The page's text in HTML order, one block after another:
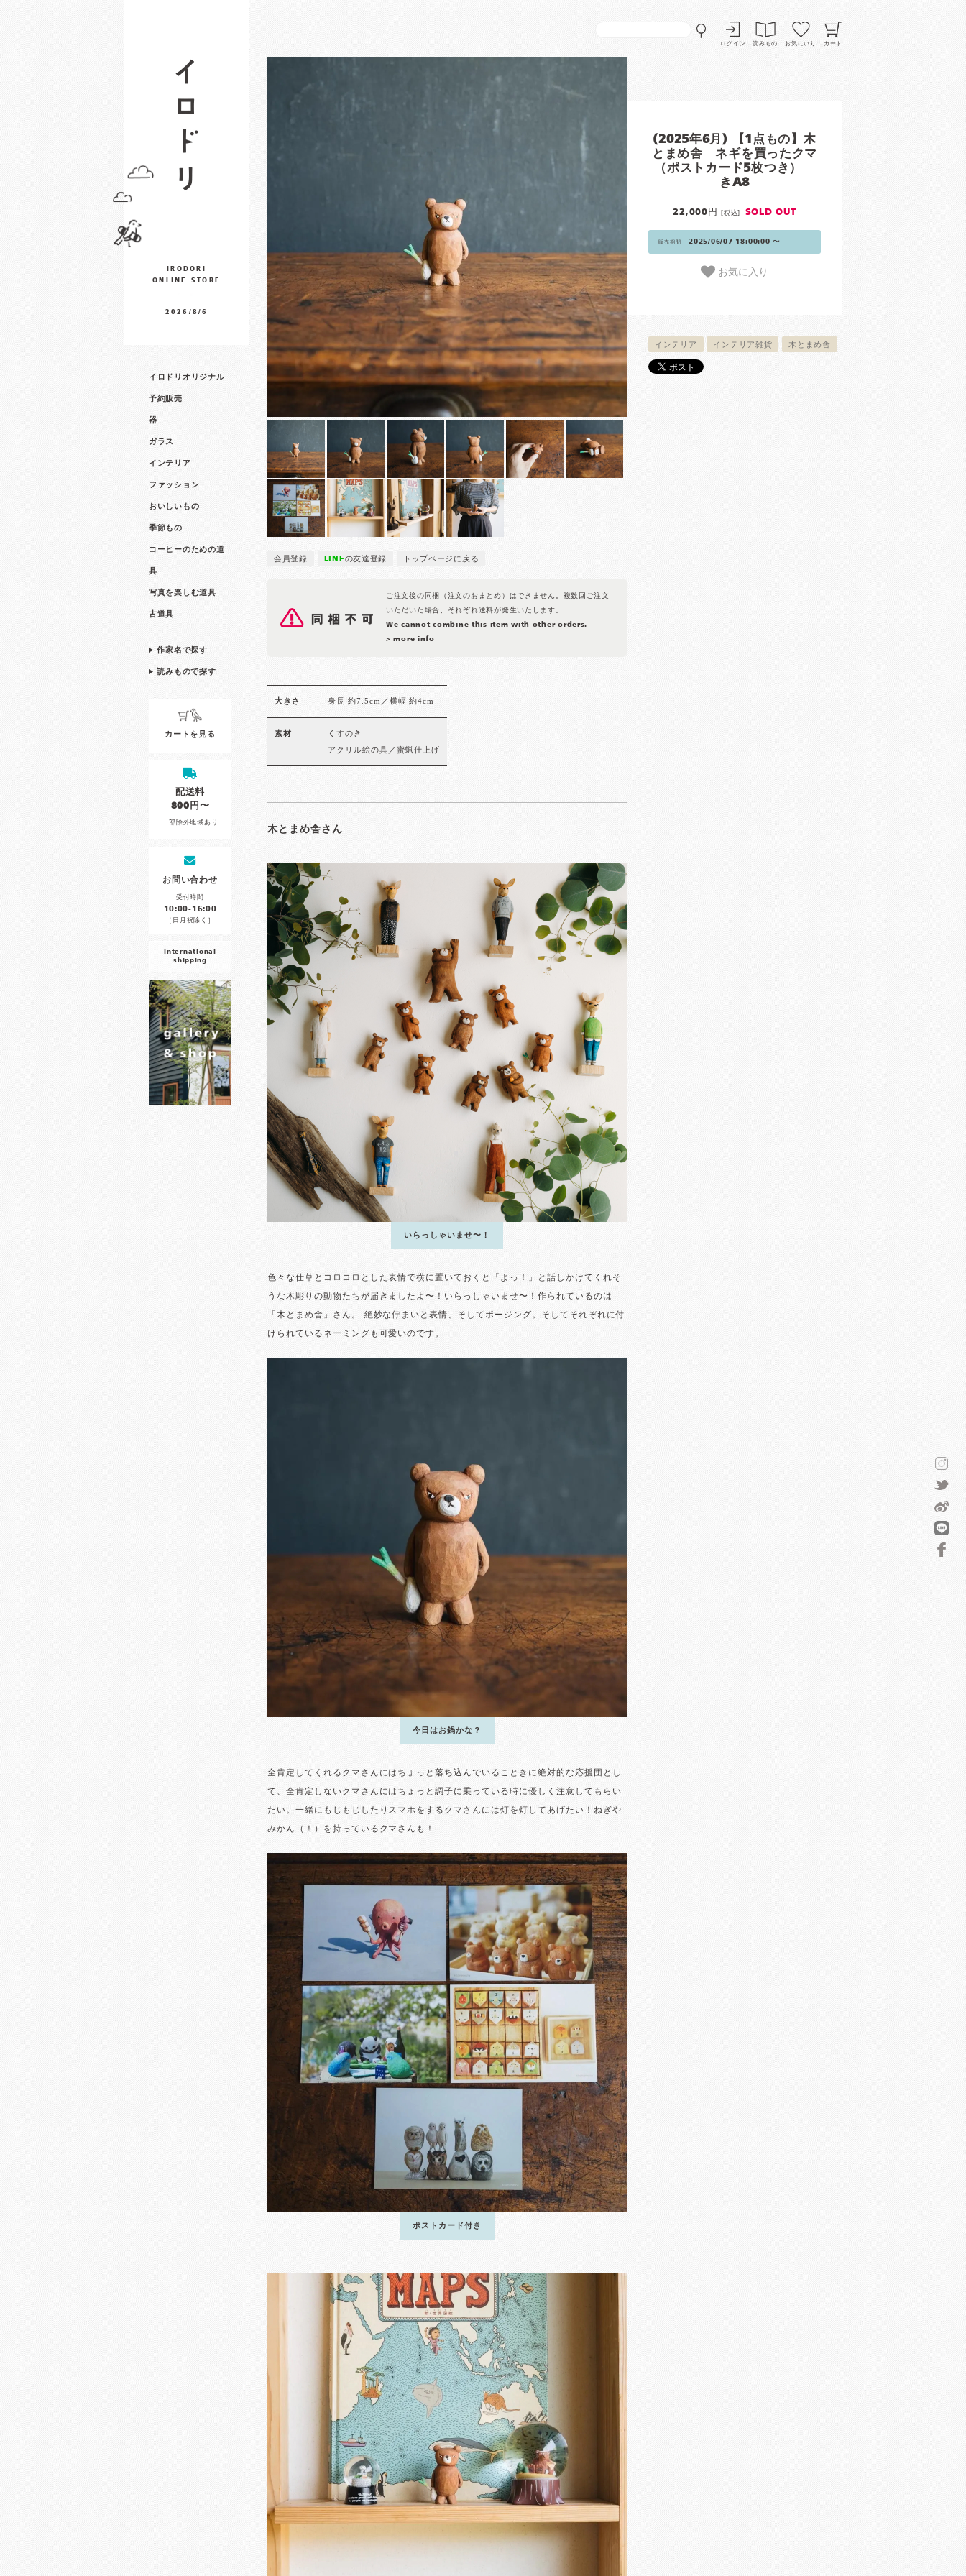
ログイン 読みもの お気にいり カート
IRODORI
ONLINE STORE
2026/8/6
イロドリオリジナル
予約販売
器
ガラス
インテリア
ファッション
おいしいもの
季節もの
コーヒーのための道
具
写真を楽しむ道具
古道具
作家名で探す
読みもので探す
カートを見る
配送料
800円〜
一部除外地域あり
お問い合わせ
受付時間
10:00-16:00
［日月祝除く］
international
shipping
会員登録 LINEの友達登録 トップページに戻る
ご注文後の同梱（注文のおまとめ）はできません。複数回ご注文
いただいた場合、それぞれ送料が発生いたします。
We cannot combine this item with other orders.
> more info
(2025年6月) 【1点もの】木
とまめ舎 ネギを買ったクマ
（ポストカード5枚つき）
きA8
22,000円[税込] SOLD OUT
販売期間 2025/06/07 18:00:00 〜
お気に入り
インテリア インテリア雑貨 木とまめ舎
大きさ 身長 約7.5cm／横幅 約4cm
素材
くすのき
アクリル絵の具／蜜蝋仕上げ
木とまめ舎さん
いらっしゃいませ〜！
色々な仕草とコロコロとした表情で横に置いておくと「よっ！」と話しかけてくれそ
うな木彫りの動物たちが届きましたよ〜！いらっしゃいませ〜！作られているのは
「木とまめ舎」さん。 絶妙な佇まいと表情、そしてポージング。そしてそれぞれに付
けられているネーミングも可愛いのです。
今日はお鍋かな？
全肯定してくれるクマさんにはちょっと落ち込んでいることきに絶対的な応援団とし
て、全肯定しないクマさんにはちょっと調子に乗っている時に優しく注意してもらい
たい。一緒にもじもじしたりスマホをするクマさんには灯を灯してあげたい！ねぎや
みかん（！）を持っているクマさんも！
ポストカード付き